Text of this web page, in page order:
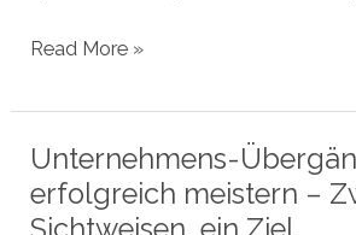
STELLENAUSSCHREIBUNG:
XPRESS, Böblingen
Read More »
Unternehmens-
erfolgreich meistern –